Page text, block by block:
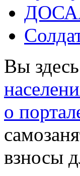
Вы
о
взносы